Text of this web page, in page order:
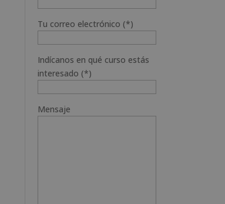
Tu correo electrónico (*)
Indícanos en qué curso estás
interesado (*)
Mensaje